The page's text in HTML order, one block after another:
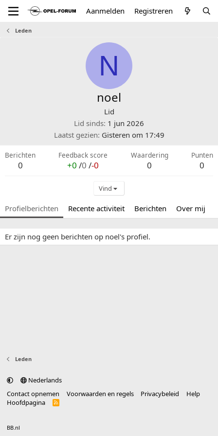
Aanmelden Registreren
Leden
N
noel
Lid
Lid sinds 1 jun 2026
Laatst gezien Gisteren om 17:49
Berichten
0
Feedback score
+0 /0 /-0
Waardering
0
Punten
0
Vind
Profielberichten Recente activiteit Berichten Over mij
Er zijn nog geen berichten op noel's profiel.
Leden
Nederlands
Contact opnemen
Voorwaarden en regels Privacybeleid
Help
Hoofdpagina
R
BB.nl